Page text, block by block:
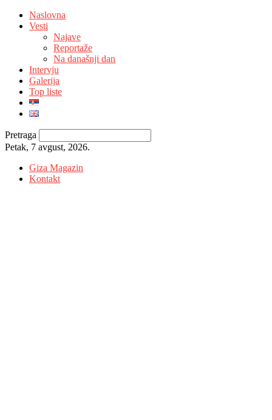
Naslovna
Vesti
Najave
Reportaže
Na današnji dan
Intervju
Galerija
Top liste
Pretraga
Petak, 7 avgust, 2026.
Giza Magazin
Kontakt